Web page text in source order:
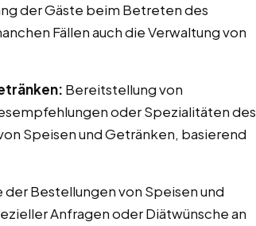
der Gäste beim Betreten des
Fällen auch die Verwaltung von
Bereitstellung von
oder Spezialitäten des
Speisen und Getränken, basierend
Bestellungen von Speisen und
Anfragen oder Diätwünsche an